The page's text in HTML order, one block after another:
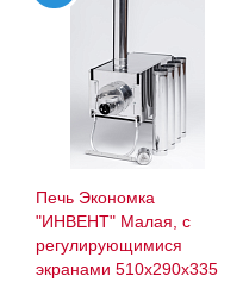
Печь Экономка
"ИНВЕНТ" Малая, с
регулирующимися
экранами 510х290х335